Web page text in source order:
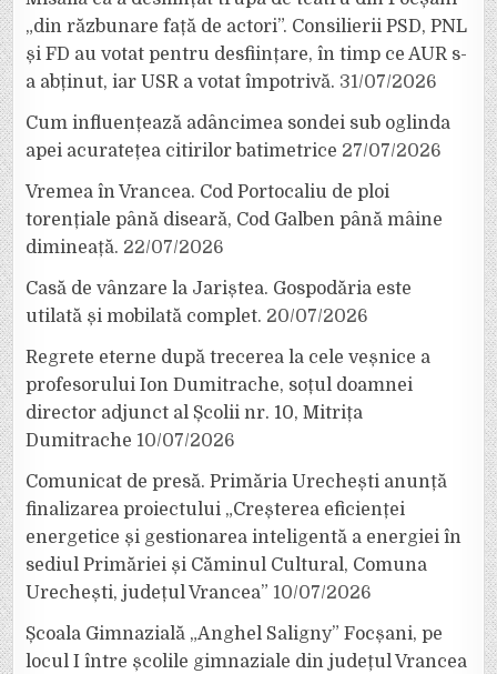
„din răzbunare față de actori”. Consilierii PSD, PNL
și FD au votat pentru desființare, în timp ce AUR s-
a abținut, iar USR a votat împotrivă. 31/07/2026
Cum influențează adâncimea sondei sub oglinda
apei acuratețea citirilor batimetrice 27/07/2026
Vremea în Vrancea. Cod Portocaliu de ploi
torențiale până diseară, Cod Galben până mâine
dimineață. 22/07/2026
Casă de vânzare la Jariștea. Gospodăria este
utilată și mobilată complet. 20/07/2026
Regrete eterne după trecerea la cele veșnice a
profesorului Ion Dumitrache, soțul doamnei
director adjunct al Școlii nr. 10, Mitrița
Dumitrache 10/07/2026
Comunicat de presă. Primăria Urechești anunță
finalizarea proiectului „Creșterea eficienței
energetice și gestionarea inteligentă a energiei în
sediul Primăriei și Căminul Cultural, Comuna
Urechești, județul Vrancea” 10/07/2026
Școala Gimnazială „Anghel Saligny” Focșani, pe
locul I între școlile gimnaziale din județul Vrancea